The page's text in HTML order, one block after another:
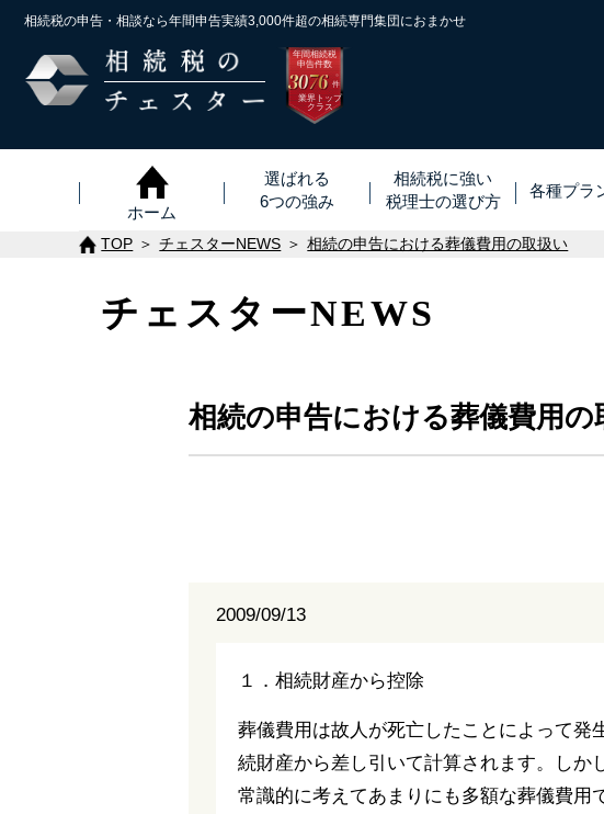
相続税の申告・相談なら年間申告実績3,000件超の相続専門集団におまかせ
年間相続税
申告件数
3076 ※
件
業界トップ
クラス
ホーム
選ばれる
6つの強み
相続税に強い
税理士の選び方
各種プラ
TOP チェスターNEWS 相続の申告における葬儀費用の取扱い
チェスターNEWS
相続の申告における葬儀費用の
2009/09/13
１．相続財産から控除
葬儀費用は故人が死亡したことによって発
続財産から差し引いて計算されます。しか
常識的に考えてあまりにも多額な葬儀費用